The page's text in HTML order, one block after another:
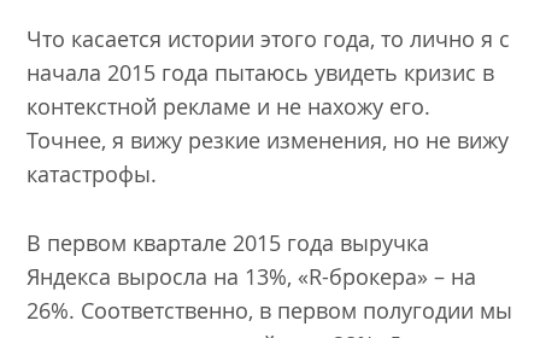
Что касается истории этого года, то лично я с
начала 2015 года пытаюсь увидеть кризис в
контекстной рекламе и не нахожу его.
Точнее, я вижу резкие изменения, но не вижу
катастрофы.
В первом квартале 2015 года выручка
Яндекса выросла на 13%, «R-брокера» – на
26%. Соответственно, в первом полугодии мы